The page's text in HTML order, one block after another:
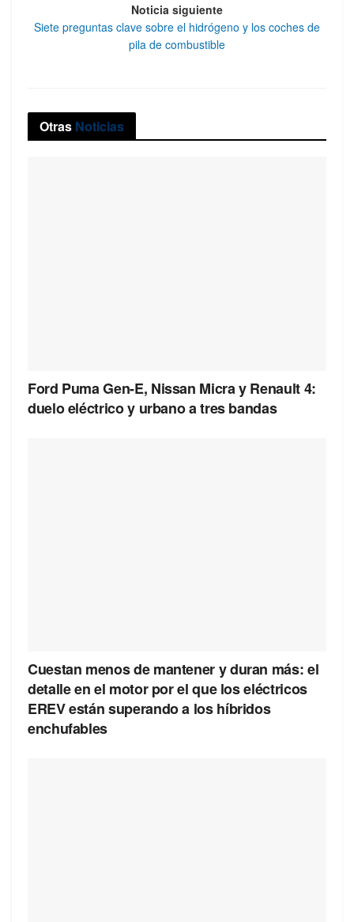
Noticia siguiente
Siete preguntas clave sobre el hidrógeno y los coches de
pila de combustible
Otras Noticias
Ford Puma Gen-E, Nissan Micra y Renault 4:
duelo eléctrico y urbano a tres bandas
Cuestan menos de mantener y duran más: el
detalle en el motor por el que los eléctricos
EREV están superando a los híbridos
enchufables